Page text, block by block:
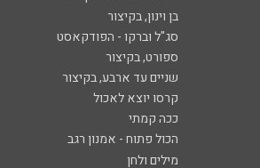
בן וינון, בקיצור
סג"ל וברקו - הפודקאסט
ספורט, בקיצור
שניים עד ארבע, בקיצור
קרסו יוצא לאכול
ככה קמתי
הכול פתוח - אמנון רגב
מילים ולחן